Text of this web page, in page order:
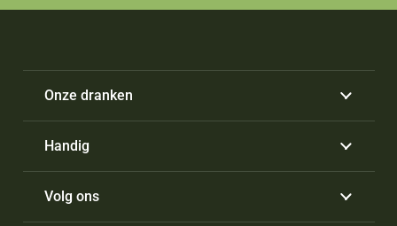
Onze dranken
Handig
Volg ons